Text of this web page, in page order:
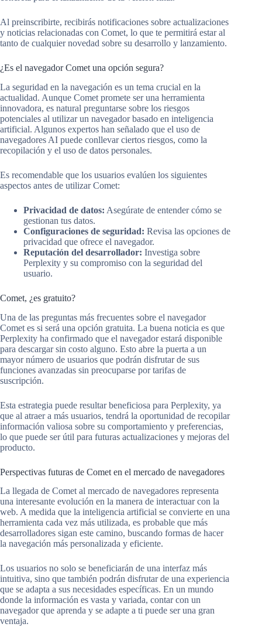
Al preinscribirte, recibirás notificaciones sobre actualizaciones
y noticias relacionadas con Comet, lo que te permitirá estar al
tanto de cualquier novedad sobre su desarrollo y lanzamiento.
¿Es el navegador Comet una opción segura?
La seguridad en la navegación es un tema crucial en la
actualidad. Aunque Comet promete ser una herramienta
innovadora, es natural preguntarse sobre los riesgos
potenciales al utilizar un navegador basado en inteligencia
artificial. Algunos expertos han señalado que el uso de
navegadores AI puede conllevar ciertos riesgos, como la
recopilación y el uso de datos personales.
Es recomendable que los usuarios evalúen los siguientes
aspectos antes de utilizar Comet:
Privacidad de datos: Asegúrate de entender cómo se
gestionan tus datos.
Configuraciones de seguridad: Revisa las opciones de
privacidad que ofrece el navegador.
Reputación del desarrollador: Investiga sobre
Perplexity y su compromiso con la seguridad del
usuario.
Comet, ¿es gratuito?
Una de las preguntas más frecuentes sobre el navegador
Comet es si será una opción gratuita. La buena noticia es que
Perplexity ha confirmado que el navegador estará disponible
para descargar sin costo alguno. Esto abre la puerta a un
mayor número de usuarios que podrán disfrutar de sus
funciones avanzadas sin preocuparse por tarifas de
suscripción.
Esta estrategia puede resultar beneficiosa para Perplexity, ya
que al atraer a más usuarios, tendrá la oportunidad de recopilar
información valiosa sobre su comportamiento y preferencias,
lo que puede ser útil para futuras actualizaciones y mejoras del
producto.
Perspectivas futuras de Comet en el mercado de navegadores
La llegada de Comet al mercado de navegadores representa
una interesante evolución en la manera de interactuar con la
web. A medida que la inteligencia artificial se convierte en una
herramienta cada vez más utilizada, es probable que más
desarrolladores sigan este camino, buscando formas de hacer
la navegación más personalizada y eficiente.
Los usuarios no solo se beneficiarán de una interfaz más
intuitiva, sino que también podrán disfrutar de una experiencia
que se adapta a sus necesidades específicas. En un mundo
donde la información es vasta y variada, contar con un
navegador que aprenda y se adapte a ti puede ser una gran
ventaja.